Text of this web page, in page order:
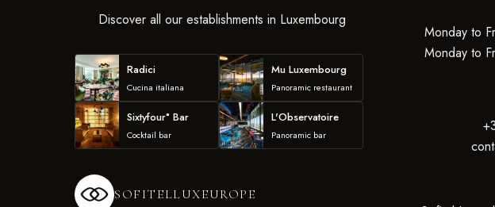
Discover all our establishments in Luxembourg
Radici
Cucina italiana
Mu Luxembourg
Panoramic restaurant
Sixtyfour° Bar
Cocktail bar
L'Observatoire
Panoramic bar
SOFITELLUXEUROPE
Monday to
Monday to